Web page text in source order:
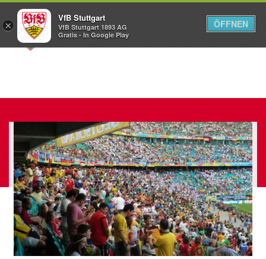
Menü
×
VfB Stuttgart
VfB Stuttgart 1893 AG
Gratis - In Google Play
ÖFFNEN